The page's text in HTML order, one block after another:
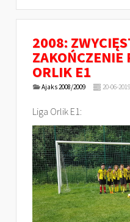
2008:
ZAKOŃCZENIE
ORLIK E1
Ajaks 2008/2009 20-06-2019
Liga Orlik E1: